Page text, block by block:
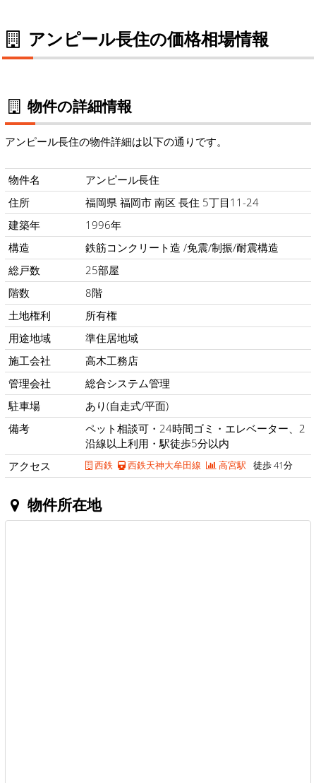
アンピール長住の価格相場情報
物件の詳細情報
アンピール長住の物件詳細は以下の通りです。
物件名
アンピール長住
住所
福岡県 福岡市 南区 長住 5丁目11-24
建築年
1996年
構造
鉄筋コンクリート造 /免震/制振/耐震構造
総戸数
25部屋
階数
8階
土地権利
所有権
用途地域
準住居地域
施工会社
高木工務店
管理会社
総合システム管理
駐車場
あり(自走式/平面)
備考
ペット相談可・24時間ゴミ・エレベーター、2
沿線以上利用・駅徒歩5分以内
アクセス
西鉄 西鉄天神大牟田線 高宮駅 徒歩 41分
物件所在地